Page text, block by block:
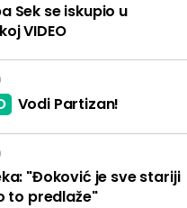
Sek se iskupio u
VIDEO
Vodi Partizan!
"Đoković je sve stariji
to predlaže"